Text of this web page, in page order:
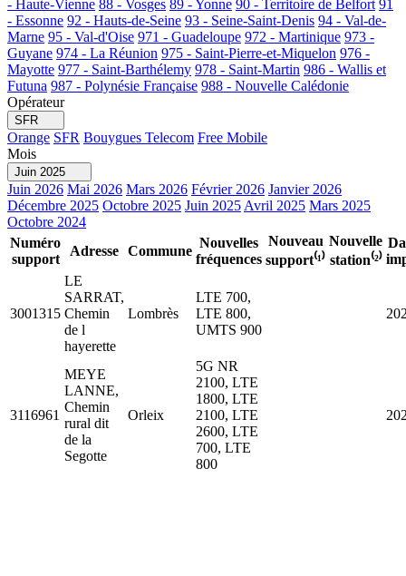
- Haute-Vienne 88 - Vosges 89 - Yonne 90 - Territoire de Belfort 91
- Essonne 92 - Hauts-de-Seine 93 - Seine-Saint-Denis 94 - Val-de-
Marne 95 - Val-d'Oise 971 - Guadeloupe 972 - Martinique 973 -
Guyane 974 - La Réunion 975 - Saint-Pierre-et-Miquelon 976 -
Mayotte 977 - Saint-Barthélemy 978 - Saint-Martin 986 - Wallis et
Futuna 987 - Polynésie Française 988 - Nouvelle Calédonie
Opérateur
SFR
Orange SFR Bouygues Telecom Free Mobile
Mois
Juin 2025
Juin 2026 Mai 2026 Mars 2026 Février 2026 Janvier 2026
Décembre 2025 Octobre 2025 Juin 2025 Avril 2025 Mars 2025
Octobre 2024
Numéro
support
Adresse Commune
Nouvelles
fréquences
Nouveau
support⁽¹⁾
Nouvelle
station⁽²⁾
3001315
LE
SARRAT,
Chemin
de l
hayerette
Lombrès
LTE 700,
LTE 800,
UMTS 900
3116961
MEYE
LANNE,
Chemin
rural dit
de la
Segotte
Orleix
5G NR
2100, LTE
1800, LTE
2100, LTE
2600, LTE
700, LTE
800